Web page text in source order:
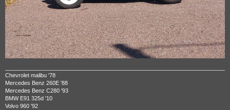
Chevrolet malibu '78
Mercedes Benz 260E '88
Mercedes Benz C280 '93
BMW E91 325d '10
Volvo 960 '92